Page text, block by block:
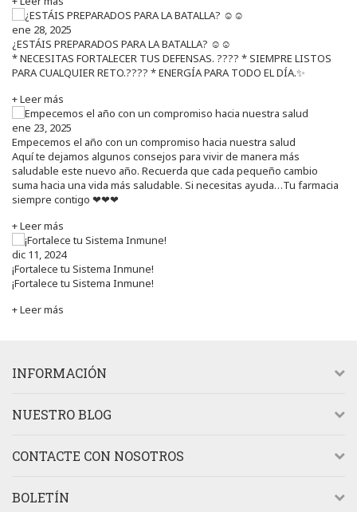
ene 28, 2025
¿ESTÁIS PREPARADOS PARA LA BATALLA? ☺️☺️
* NECESITAS FORTALECER TUS DEFENSAS. ????️ * SIEMPRE LISTOS
PARA CUALQUIER RETO.???? * ENERGÍA PARA TODO EL DÍA.✨
+ Leer más
ene 23, 2025
Empecemos el año con un compromiso hacia nuestra salud
Aquí te dejamos algunos consejos para vivir de manera más
saludable este nuevo año. Recuerda que cada pequeño cambio
suma hacia una vida más saludable. Si necesitas ayuda…Tu farmacia
siempre contigo ❤❤❤
+ Leer más
dic 11, 2024
¡Fortalece tu Sistema Inmune!
¡Fortalece tu Sistema Inmune!
+ Leer más
INFORMACIÓN
NUESTRO BLOG
CONTACTE CON NOSOTROS
BOLETÍN